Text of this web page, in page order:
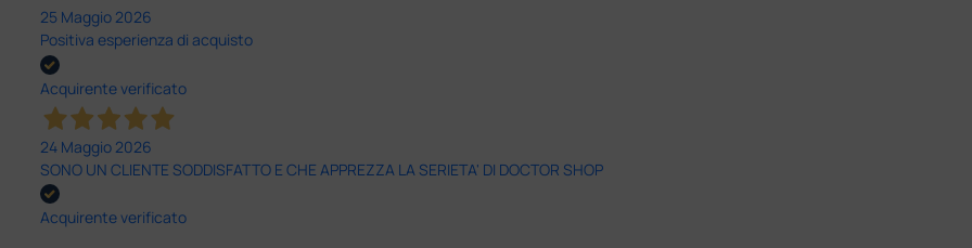
25 Maggio 2026
Positiva esperienza di acquisto
Acquirente verificato
24 Maggio 2026
SONO UN CLIENTE SODDISFATTO E CHE APPREZZA LA SERIETA' DI DOCTOR SHOP
Acquirente verificato